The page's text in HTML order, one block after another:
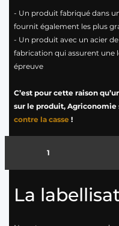
- Un produit fabriqué dans
fournit également les plus
- Un produit avec un acier
fabrication qui assurent une
épreuve
C’est pour cette raison
sur le produit, Agriconomie
contre la casse!
1
La